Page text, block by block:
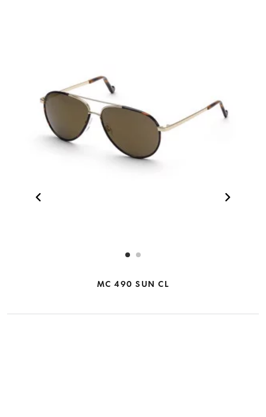
MC 490 SUN CL